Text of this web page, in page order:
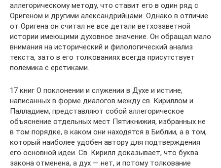
аллегорическому методу, что ставит его в один ряд с
Оригеном и другими александрийцами. Однако в отличие
от Оригена он считал не все детали ветхозаветной
истории имеющими духовное значение. Он обращал мало
внимания на исторический и филологический анализ
текста, зато в его толкованиях всегда присутствует
полемика с еретиками.
17 книг О поклонении и служении в Духе и истине,
написанных в форме диалогов между св. Кириллом и
Палладием, представляют собой аллегорическое
объяснение отдельных мест Пятикнижия, избранных не
в том порядке, в каком они находятся в Библии, а в том,
который наиболее удобен автору для подтверждения
его основной идеи. Св. Кирилл доказывает, что буква
закона отменена, а дух — нет, и потому толкование